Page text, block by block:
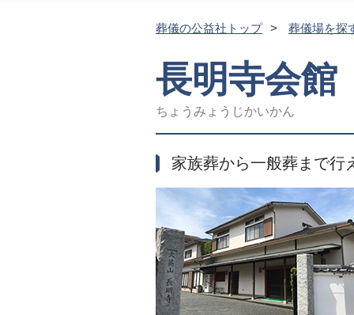
葬儀の公益社トップ 葬儀場を探
長明寺会館
ちょうみょうじかいかん
家族葬から一般葬まで行